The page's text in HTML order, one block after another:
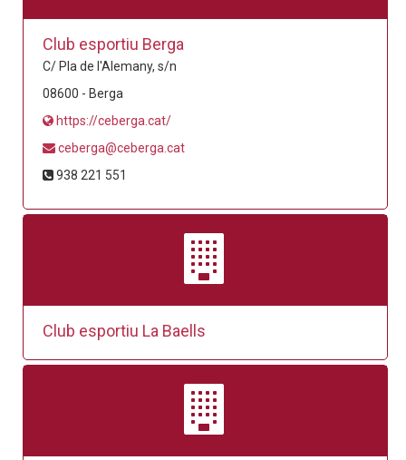
Club esportiu Berga
C/ Pla de l'Alemany, s/n
08600 - Berga
https://ceberga.cat/
ceberga@ceberga.cat
938 221 551
Club esportiu La Baells